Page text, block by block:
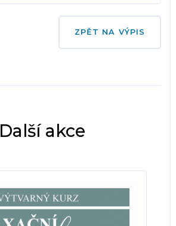
ZPĚT NA VÝPIS
Další akce